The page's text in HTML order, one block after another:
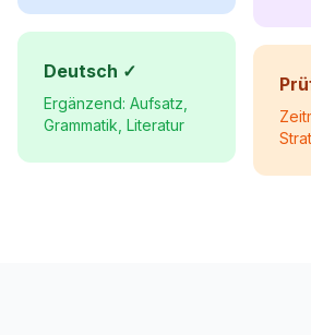
Deutsch ✓
Ergänzend: Aufsatz,
Grammatik, Literatur